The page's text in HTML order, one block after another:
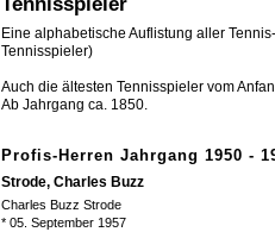
Eine alphabetische Auflistung aller
Tennisspieler)
Auch die ältesten Tennisspieler vom
Ab Jahrgang ca. 1850.
Profis-Herren Jahrgang 1950 -
Strode, Charles Buzz
Charles Buzz Strode
* 05. September 1957